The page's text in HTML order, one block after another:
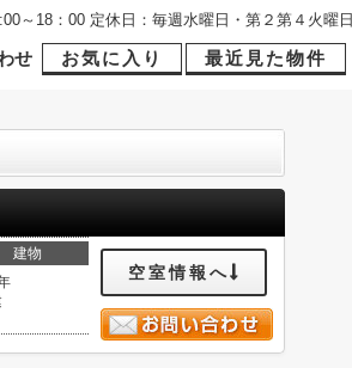
～18：00 定休日：毎週水曜日・第２第４火曜日
せ お気に入り 最近見た物件
建物
空室情報へ